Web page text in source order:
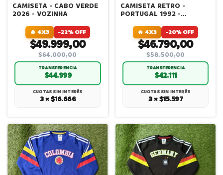
CAMISETA - CABO VERDE
2026 - VOZINHA
🔥 4X3 -22% OFF
$49.999,00
$64.000,00
TRANSFERENCIA
$44.999
CUOTAS SIN INTERÉS
3 × $16.666
CAMISETA RETRO -
PORTUGAL 1992 -
🔥 4X3 -20% OFF
$46.790,00
$58.500,00
TRANSFERENCIA
$42.111
CUOTAS SIN INTERÉS
3 × $15.597